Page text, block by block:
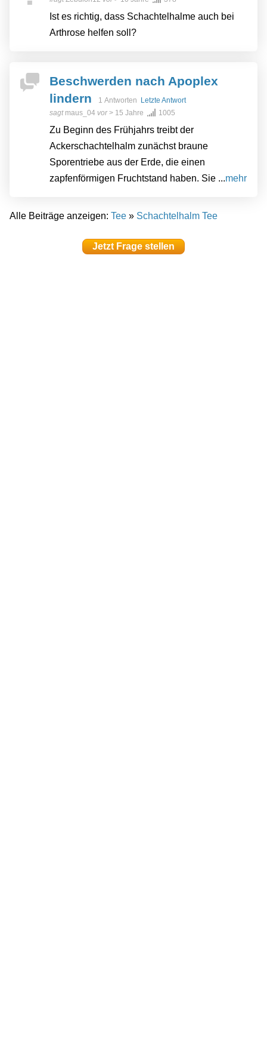
Ist es richtig, dass Schachtelhalme auch bei
Arthrose helfen soll?
Beschwerden nach Apoplex
lindern
1 Antworten
Letzte Antwort
sagt maus_04 vor> 15 Jahre 1005
Zu Beginn des Frühjahrs treibt der
Ackerschachtelhalm zunächst braune
Sporentriebe aus der Erde, die einen
zapfenförmigen Fruchtstand haben. Sie ...mehr
Alle Beiträge anzeigen: Tee » Schachtelhalm Tee
Jetzt Frage stellen